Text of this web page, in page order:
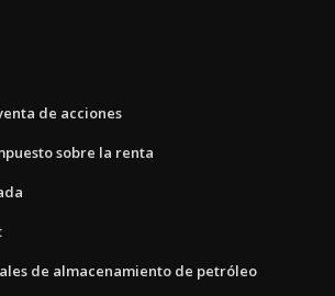
de acciones
sobre la renta
de almacenamiento de petróleo